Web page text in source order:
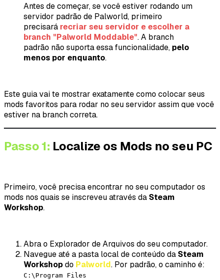
Antes de começar, se você estiver rodando um
servidor padrão de Palworld, primeiro
precisará recriar seu servidor e escolher a
branch "Palworld Moddable". A branch
padrão não suporta essa funcionalidade, pelo
menos por enquanto.
Este guia vai te mostrar exatamente como colocar seus
mods favoritos para rodar no seu servidor assim que você
estiver na branch correta.
Passo 1: Localize os Mods no seu PC
Primeiro, você precisa encontrar no seu computador os
mods nos quais se inscreveu através da Steam
Workshop.
Abra o Explorador de Arquivos do seu computador.
Navegue até a pasta local de conteúdo da Steam
Workshopdo Palworld. Por padrão, o caminho é:
C:\Program Files